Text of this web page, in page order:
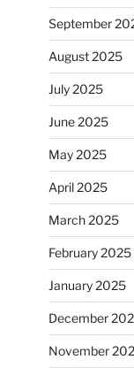
September
August 2025
July 2025
June 2025
May 2025
April 2025
March 2025
February 2025
January 2025
December
November